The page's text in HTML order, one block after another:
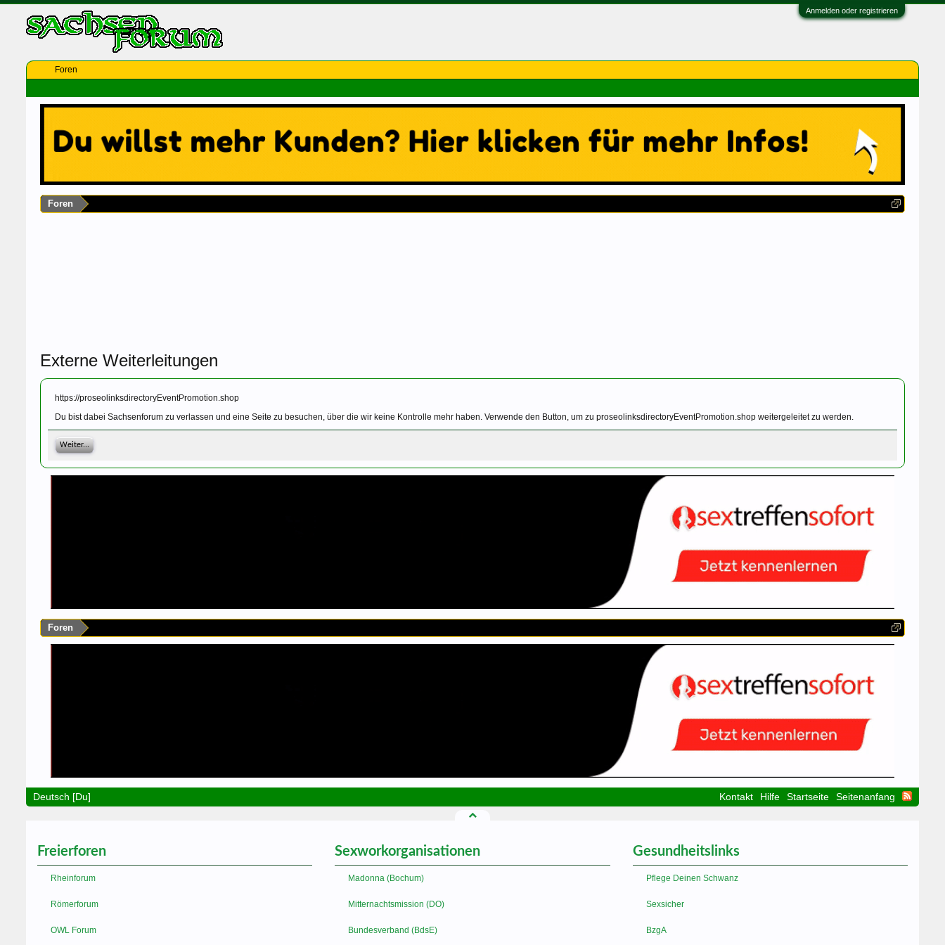
Anmelden oder registrieren
Foren
Externe Weiterleitungen
https://proseolinksdirectoryEventPromotion.shop
Du bist dabei Sachsenforum zu verlassen und eine Seite zu besuchen, über die wir keine Kontrolle mehr haben. Verwende den Button, um zu proseolinksdirectoryEventPromotion.shop weitergeleitet zu werden.
Weiter...
Foren
Foren
Deutsch [Du] Kontakt Hilfe Startseite Seitenanfang
Freierforen
Rheinforum
Römerforum
OWL Forum
Sexworkorganisationen
Madonna (Bochum)
Mitternachtsmission (DO)
Bundesverband (BdsE)
Gesundheitslinks
Pflege Deinen Schwanz
Sexsicher
BzgA